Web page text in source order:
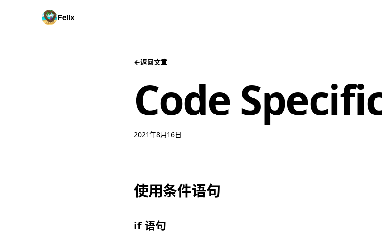
Felix
←返回文章
Code
2021年8月16日
使用条件语句
if 语句